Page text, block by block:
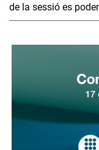
de la sessió es